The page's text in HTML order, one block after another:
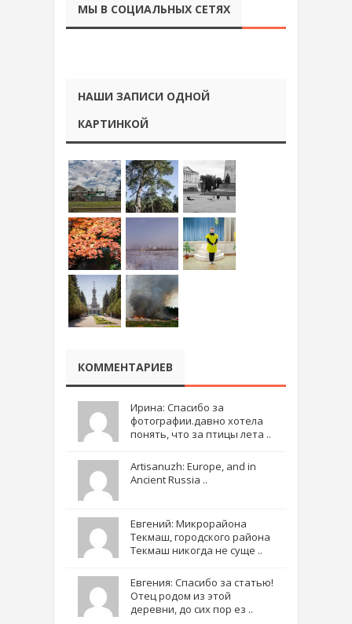
МЫ В СОЦИАЛЬНЫХ СЕТЯХ
НАШИ ЗАПИСИ ОДНОЙ
КАРТИНКОЙ
КОММЕНТАРИЕВ
Ирина: Спасибо за
фотографии.давно хотела
понять, что за птицы лета ..
Artisanuzh: Europe, and in
Ancient Russia ..
Евгений: Микрорайона
Текмаш, городского района
Текмаш никогда не суще ..
Евгения: Спасибо за статью!
Отец родом из этой
деревни, до сих пор ез ..